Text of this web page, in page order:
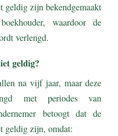
geldig zijn bekendgemaakt
waardoor de
verlengd.
geldig?
na vijf jaar, maar deze
met periodes van
betoogt dat de
geldig zijn, omdat: